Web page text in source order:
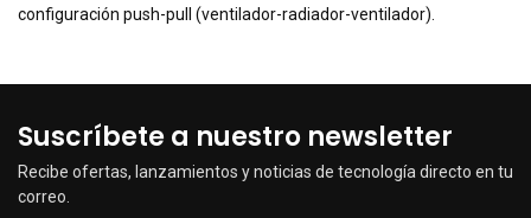
configuración push-pull (ventilador-radiador-ventilador).
Suscríbete a nuestro newsletter
Recibe ofertas, lanzamientos y noticias de tecnología directo en tu
correo.